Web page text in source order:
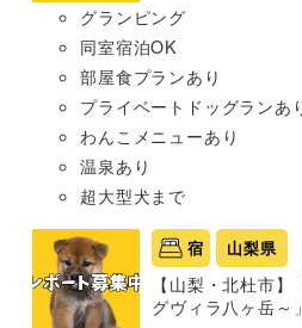
グランピング
同室宿泊OK
部屋食プランあり
プライベートドッグランあ
わんこメニューあり
温泉あり
超大型犬まで
宿 山梨県
【山梨・北杜市
グヴィラ八ヶ岳～」